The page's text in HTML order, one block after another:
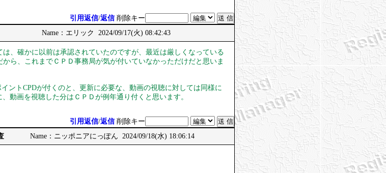
引用返信/返信 削除キー
Name：エリック 2024/09/17(火) 08:42:43
、確かに以前は承認されていたのですが、最近は厳しくなっている
ら、これまでＣＰＤ事務局が気が付いていなかっただけだと思いま
ントCPDが付くのと、更新に必要な、動画の視聴に対しては同様に
動画を視聴した分はＣＰＤが例年通り付くと思います。
引用返信/返信 削除キー
Name：ニッポニアにっぽん 2024/09/18(水) 18:06:14